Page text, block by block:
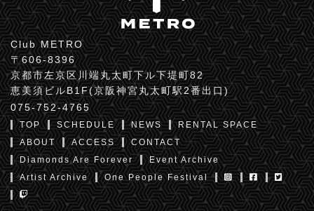
Club METRO
〒606-8396
京都市左京区川端丸太町下ル下堤町82
恵美須ビルB1F(京阪神宮丸太町駅2番出口)
075-752-4765
TOP SCHEDULE NEWS
RENTAL SPACE
ABOUT
ACCESS
CONTACT
Diamonds Are Forever
Event Archive
Artist Archive
One People Festival